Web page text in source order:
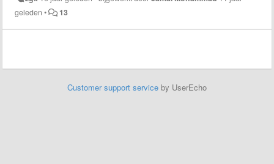
geleden • 13
Customer support service by UserEcho